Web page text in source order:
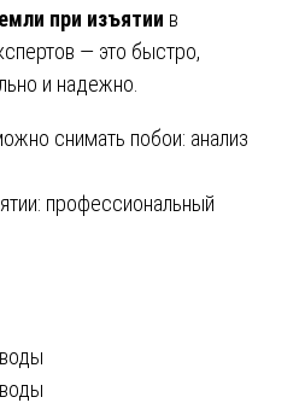
при изъятии в
— это быстро,
и надежно.
снимать побои: анализ
профессиональный